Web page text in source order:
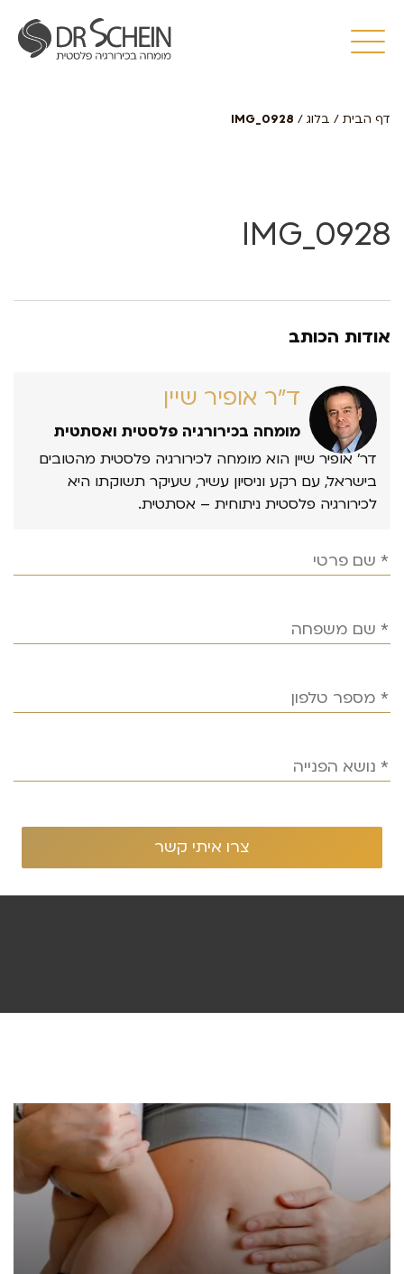
דף הבית / בלוג /
IMG_0928
IMG_0928
אודות הכותב
ד״ר אופיר שיין
מומחה בכירורגיה פלסטית ואסתטית
דר’ אופיר שיין הוא מומחה לכירורגיה פלסטית מהטובים
בישראל, עם רקע וניסיון עשיר, שעיקר תשוקתו היא
לכירורגיה פלסטית ניתוחית – אסתטית.